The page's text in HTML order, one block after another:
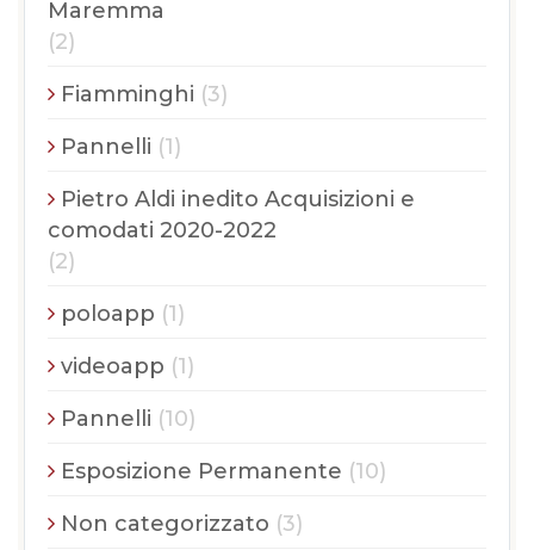
Maremma
(2)
Fiamminghi (3)
Pannelli (1)
Pietro Aldi inedito Acquisizioni e
comodati 2020-2022
(2)
poloapp (1)
videoapp (1)
Pannelli (10)
Esposizione Permanente (10)
Non categorizzato (3)